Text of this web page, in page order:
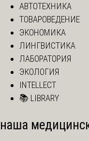
АВТОТЕХНИКА
ТОВАРОВЕДЕНИЕ
ЭКОНОМИКА
ЛИНГВИСТИКА
ЛАБОРАТОРИЯ
ЭКОЛОГИЯ
INTELLECT
📚 LIBRARY
наша